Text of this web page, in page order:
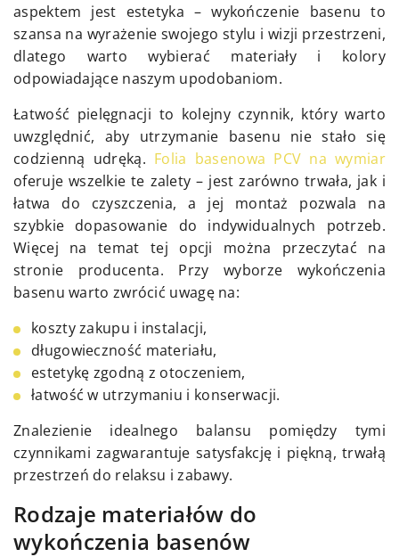
aspektem jest estetyka – wykończenie basenu to
szansa na wyrażenie swojego stylu i wizji przestrzeni,
dlatego warto wybierać materiały i kolory
odpowiadające naszym upodobaniom.
Łatwość pielęgnacji to kolejny czynnik, który warto
uwzględnić, aby utrzymanie basenu nie stało się
codzienną udręką. Folia basenowa PCV na wymiar
oferuje wszelkie te zalety – jest zarówno trwała, jak i
łatwa do czyszczenia, a jej montaż pozwala na
szybkie dopasowanie do indywidualnych potrzeb.
Więcej na temat tej opcji można przeczytać na
stronie producenta. Przy wyborze wykończenia
basenu warto zwrócić uwagę na:
koszty zakupu i instalacji,
długowieczność materiału,
estetykę zgodną z otoczeniem,
łatwość w utrzymaniu i konserwacji.
Znalezienie idealnego balansu pomiędzy tymi
czynnikami zagwarantuje satysfakcję i piękną, trwałą
przestrzeń do relaksu i zabawy.
Rodzaje materiałów do
wykończenia basenów